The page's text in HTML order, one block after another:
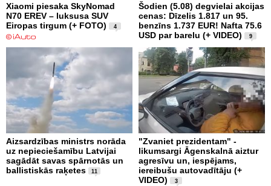
Xiaomi piesaka SkyNomad
N70 EREV – luksusa SUV
Eiropas tirgum (+ FOTO)
4
Šodien (5.08) degvielai akcijas
cenas: Dīzelis 1.817 un 95.
benzīns 1.737 EUR! Nafta 75.6
USD par barelu (+ VIDEO)
9
Aizsardzības ministrs norāda
uz nepieciešamību Latvijai
sagādāt savas spārnotās un
ballistiskās raķetes
11
"Zvaniet prezidentam" -
likumsargi Āgenskalnā aiztur
agresīvu un, iespējams,
iereibušu autovadītāju (+
VIDEO)
3